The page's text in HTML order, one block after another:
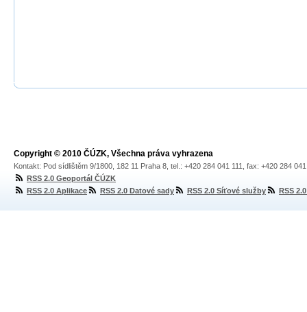
Copyright © 2010 ČÚZK, Všechna práva vyhrazena
Kontakt: Pod sídlištěm 9/1800, 182 11 Praha 8, tel.: +420 284 041 111, fax: +420 284
RSS 2.0 Geoportál ČÚZK
RSS 2.0 Aplikace
RSS 2.0 Datové sady RSS 2.0 Síťové služby RSS